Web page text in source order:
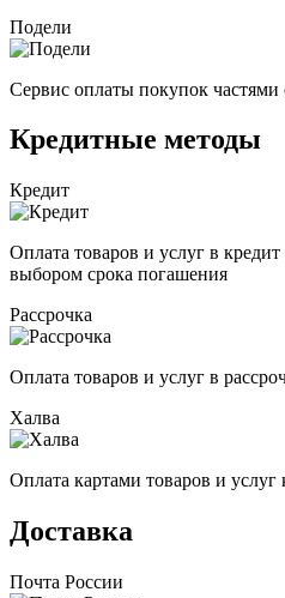
Подели
Сервис оплаты покупок
Кредитные методы
Кредит
Оплата товаров и услуг в
выбором срока погашения
Рассрочка
Оплата товаров и услуг в
Халва
Оплата картами товаров и услуг
Доставка
Почта России